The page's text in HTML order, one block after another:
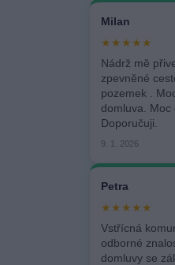
Milan
★★★★★
Nádrž mě
zpevněné
pozemek .
domluva. Moc
Doporučuji.
9. 1. 2026
Petra
★★★★★
Vstřícná
odborné
domluvy se